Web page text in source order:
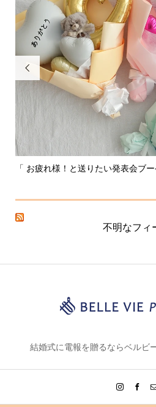

〰️あなたはどれを選ぶ？？私はこれ
不明なフィ
結婚式に電報を贈るならベルビ